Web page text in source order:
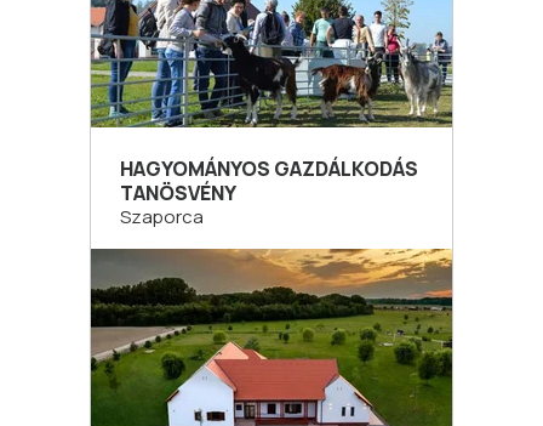
HAGYOMÁNYOS GAZDÁLKODÁS
TANÖSVÉNY
Szaporca